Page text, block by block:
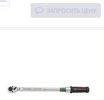
ЗАПРОСИТЬ ЦЕНУ